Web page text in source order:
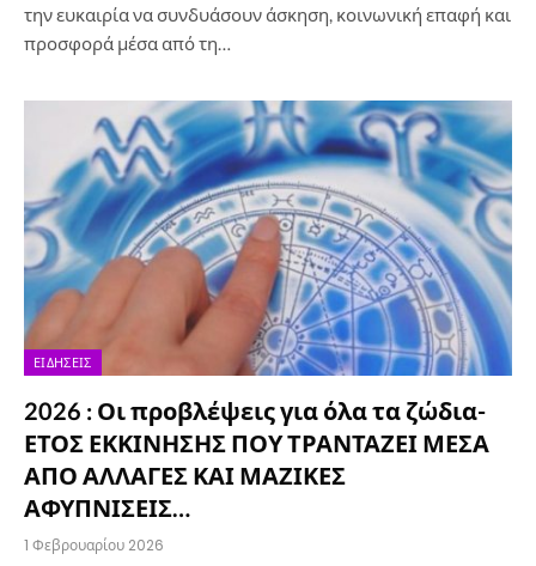
την ευκαιρία να συνδυάσουν άσκηση, κοινωνική επαφή και
προσφορά μέσα από τη…
ΕΙΔΉΣΕΙΣ
2026 : Οι προβλέψεις για όλα τα ζώδια-
ΕΤΟΣ ΕΚΚΙΝΗΣΗΣ ΠΟΥ ΤΡΑΝΤΑΖΕΙ ΜΕΣΑ
ΑΠΟ ΑΛΛΑΓΕΣ ΚΑΙ ΜΑΖΙΚΕΣ
ΑΦΥΠΝΙΣΕΙΣ…
1 Φεβρουαρίου 2026